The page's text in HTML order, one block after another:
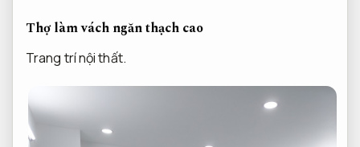
Thợ làm vách ngăn thạch cao
Trang trí nội thất.